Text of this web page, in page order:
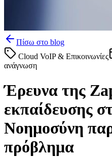
Πίσω στο blog
Cloud VoIP & Επικοινωνίες
ανάγνωση
Έρευνα της
εκπαίδευσης
Νοημοσύνη
πρόβλημα